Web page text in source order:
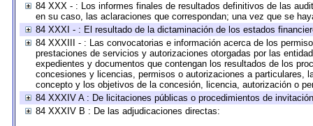
84 XXX - : Los informes finales de resultados definitivos de las
en su caso, las aclaraciones que correspondan; una vez que se
84 XXXI - : El resultado de la dictaminación de los estados
84 XXXIII - : Las convocatorias e información acerca de los
prestaciones de servicios y autorizaciones otorgadas por las
expedientes y documentos que contengan los resultados de los
concesiones y licencias, permisos o autorizaciones a particulares,
concepto y los objetivos de la concesión, licencia, autorización o
84 XXXIV A : De licitaciones públicas o procedimientos de
84 XXXIV B : De las adjudicaciones directas: